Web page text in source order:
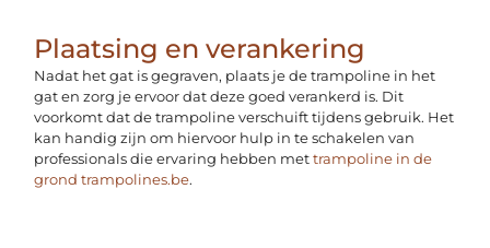
Plaatsing en verankering
Nadat het gat is gegraven, plaats je de trampoline in het
gat en zorg je ervoor dat deze goed verankerd is. Dit
voorkomt dat de trampoline verschuift tijdens gebruik. Het
kan handig zijn om hiervoor hulp in te schakelen van
professionals die ervaring hebben mettrampoline in de
grond trampolines.be.